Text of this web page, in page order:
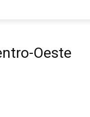
Oeste